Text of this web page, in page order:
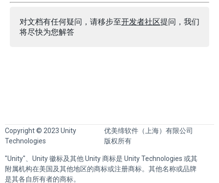
对文档有任何疑问，请移步至开发者社区提问，我们
将尽快为您解答
Copyright © 2023 Unity
Technologies
优美缔软件（上海）有限公司
版权所有
"Unity"、Unity 徽标及其他 Unity 商标是 Unity Technologies 或其
附属机构在美国及其他地区的商标或注册商标。其他名称或品牌
是其各自所有者的商标。